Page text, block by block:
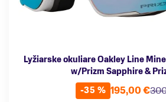
Lyžiarske okuliare Oakley Line
w/Prizm Sapphire &
-35 % 195,00 €